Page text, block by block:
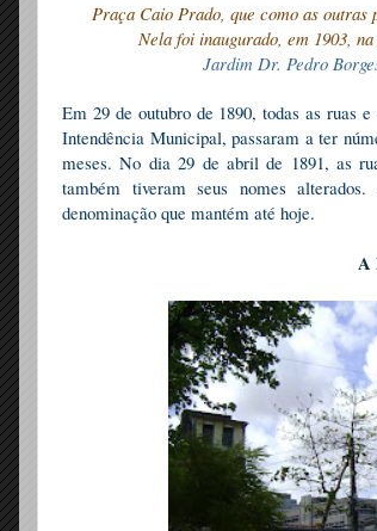
Praça Caio Prado, que como as outras
Nela foi inaugurado, em 1903,
Jardim Dr. Pedro
Em 29 de outubro de 1890, todas as ruas
Intendência Municipal, passaram a ter
meses. No dia 29 de abril de 1891, as
também tiveram seus nomes
denominação que mantém até hoje.
A